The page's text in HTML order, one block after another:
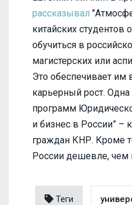
рассказывал
китайских студентов
обучиться в
магистерских или
Это обеспечивает
карьерный рост. Одна
программ
и бизнес в России” –
граждан КНР. Кроме
России дешевле,
Теги